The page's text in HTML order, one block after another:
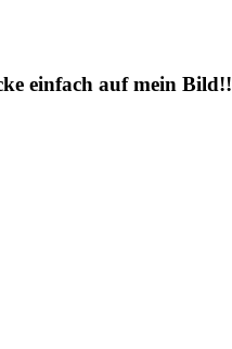
einfach auf mein Bild!!